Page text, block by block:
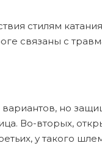
стилям
связаны с
но
Во-вторых,
у такого